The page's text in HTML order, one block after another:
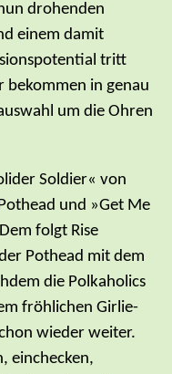
drohenden
einem damit
tritt
bekommen in genau
um die Ohren
Soldier« von
und »Get Me
folgt Rise
Pothead mit dem
die Polkaholics
fröhlichen Girlie-
wieder weiter.
einchecken,